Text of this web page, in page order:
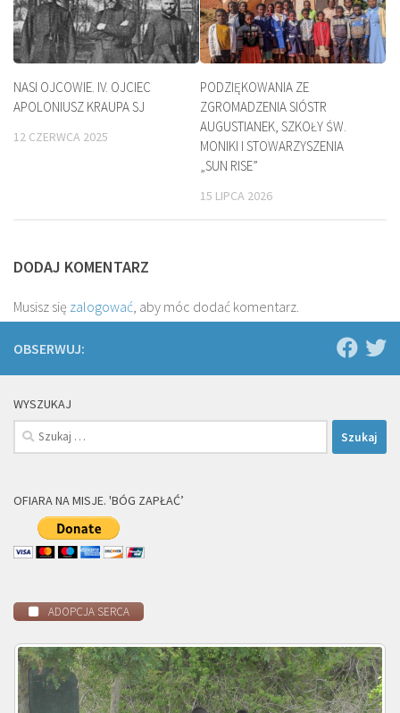
NASI OJCOWIE. IV. OJCIEC
APOLONIUSZ KRAUPA SJ
12 CZERWCA 2025
PODZIĘKOWANIA ZE
ZGROMADZENIA SIÓSTR
AUGUSTIANEK, SZKOŁY ŚW.
MONIKI I STOWARZYSZENIA
„SUN RISE”
15 LIPCA 2026
DODAJ KOMENTARZ
Musisz się zalogować, aby móc dodać komentarz.
OBSERWUJ:
WYSZUKAJ
Szukaj:
OFIARA NA MISJE. 'BÓG ZAPŁAĆ’
ADOPCJA SERCA